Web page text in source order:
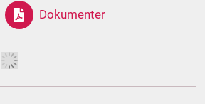
Dokumenter